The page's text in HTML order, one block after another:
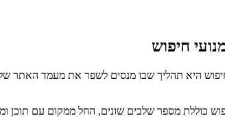
חיפוש
כוללת מספר שלבים שונים, החל ממקום עם תוכן